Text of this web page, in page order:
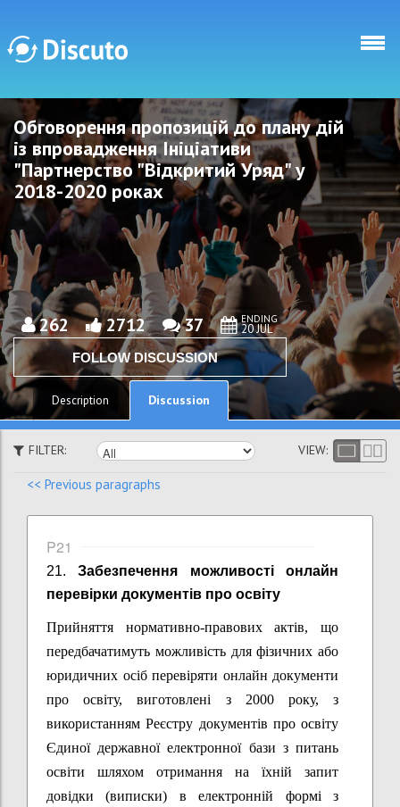
Discuto
Discuto
Обговорення пропозицій до плану дій
із впровадження Ініціативи
"Партнерство "Відкритий Уряд" у
2018-2020 роках
262 2712 37 ENDING
20 JUL
FOLLOW DISCUSSION
Description Discussion
FILTER: VIEW:
<< Previous paragraphs
P21
21.Забезпечення можливостіонлайн
перевірки документів про освіту
Прийняття нормативно-правових актів, що
передбачатимуть можливість для фізичних або
юридичних осіб перевіряти онлайн документи
про освіту, виготовлені з 2000 року, з
використанням Реєстру документів про освіту
Єдиної державної електронної бази з питань
освіти шляхом отримання на їхній запит
довідки (виписки) в електронній формі з